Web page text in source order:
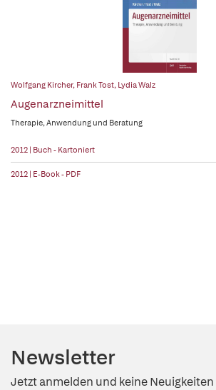
Wolfgang Kircher, Frank Tost, Lydia Walz
Augenarzneimittel
Therapie, Anwendung und Beratung
2012 | Buch - Kartoniert
2012 | E-Book - PDF
Newsletter
Jetzt anmelden und keine